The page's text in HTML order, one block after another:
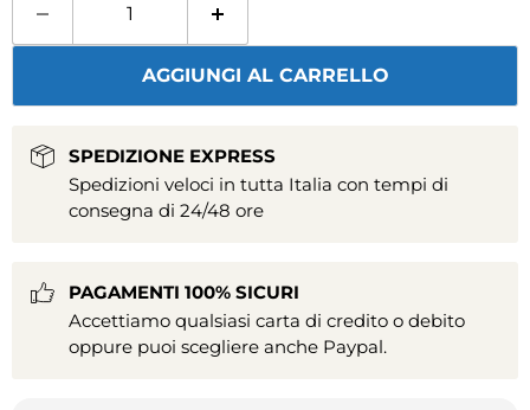
AGGIUNGI AL CARRELLO
SPEDIZIONE EXPRESS
Spedizioni veloci in tutta Italia con tempi di
consegna di 24/48 ore
PAGAMENTI 100% SICURI
Accettiamo qualsiasi carta di credito o debito
oppure puoi scegliere anche Paypal.